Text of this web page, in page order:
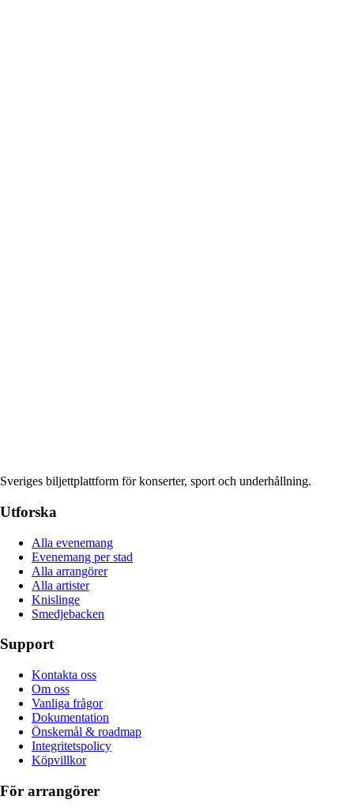
Sveriges biljettplattform för konserter, sport och underhållning.
Utforska
Alla evenemang
Evenemang per stad
Alla arrangörer
Alla artister
Knislinge
Smedjebacken
Support
Kontakta oss
Om oss
Vanliga frågor
Dokumentation
Önskemål & roadmap
Integritetspolicy
Köpvillkor
För arrangörer